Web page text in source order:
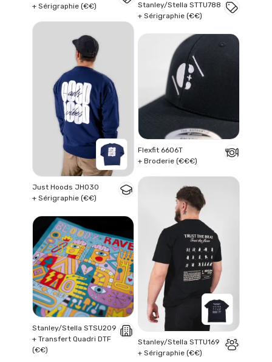
Stanley/Stella STTU788
+ Sérigraphie (€€)
+ Sérigraphie (€€)
Just Hoods JH030
+ Sérigraphie (€€)
Flexfit 6606T
+ Broderie (€€€)
Stanley/Stella STTU169
+ Sérigraphie (€€)
Stanley/Stella STSU209
+ Transfert Quadri DTF
(€€)